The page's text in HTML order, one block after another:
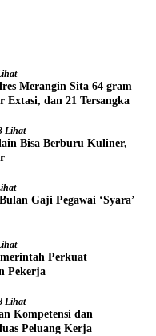
Merangin Sita 64 gram
Extasi, dan 21 Tersangka
Lihat
Bisa Berburu Kuliner,
Gaji Pegawai ‘Syara’
Perkuat
Pekerja
Lihat
Kompetensi dan
Peluang Kerja